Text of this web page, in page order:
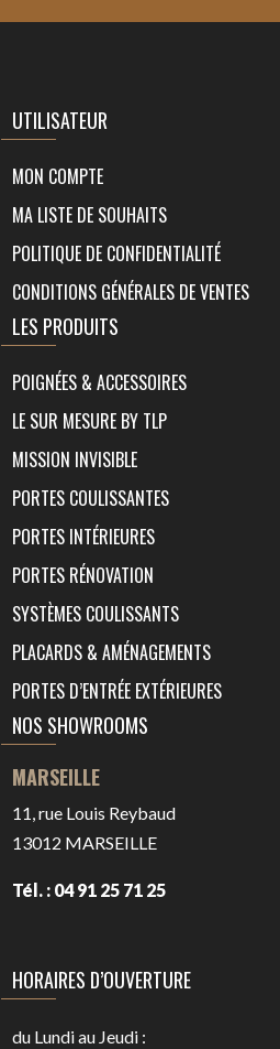
UTILISATEUR
MON COMPTE
MA LISTE DE SOUHAITS
POLITIQUE DE CONFIDENTIALITÉ
CONDITIONS GÉNÉRALES DE VENTES
LES PRODUITS
POIGNÉES & ACCESSOIRES
LE SUR MESURE BY TLP
MISSION INVISIBLE
PORTES COULISSANTES
PORTES INTÉRIEURES
PORTES RÉNOVATION
SYSTÈMES COULISSANTS
PLACARDS & AMÉNAGEMENTS
PORTES D’ENTRÉE EXTÉRIEURES
NOS SHOWROOMS
MARSEILLE
11, rue Louis Reybaud
13012 MARSEILLE
Tél. : 04 91 25 71 25
HORAIRES D’OUVERTURE
du Lundi au Jeudi :